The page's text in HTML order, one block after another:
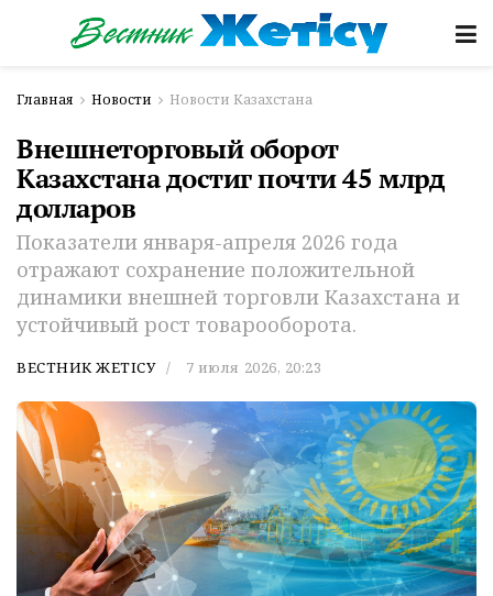
Главная Новости Новости Казахстана
Внешнеторговый оборот
Казахстана достиг почти 45 млрд
долларов
Показатели января-апреля 2026 года
отражают сохранение положительной
динамики внешней торговли Казахстана и
устойчивый рост товарооборота.
ВЕСТНИК ЖЕТІСУ 7 июля 2026, 20:23